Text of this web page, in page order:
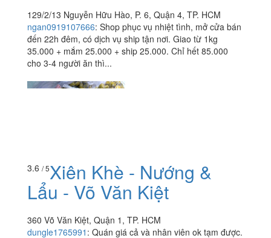
129/2/13 Nguyễn Hữu Hào, P. 6, Quận 4, TP. HCM
ngan0919107666: Shop phục vụ nhiệt tình, mở cửa bán
đến 22h đêm, có dịch vụ ship tận nơi. Giao từ 1kg
35.000 + mắm 25.000 + ship 25.000. Chỉ hết 85.000
cho 3-4 người ăn thì...
3.6 / 5Xiên Khè - Nướng &
Lẩu - Võ Văn Kiệt
360 Võ Văn Kiệt, Quận 1, TP. HCM
dungle1765991 : Quán giá cả và nhân viên ok tạm được.